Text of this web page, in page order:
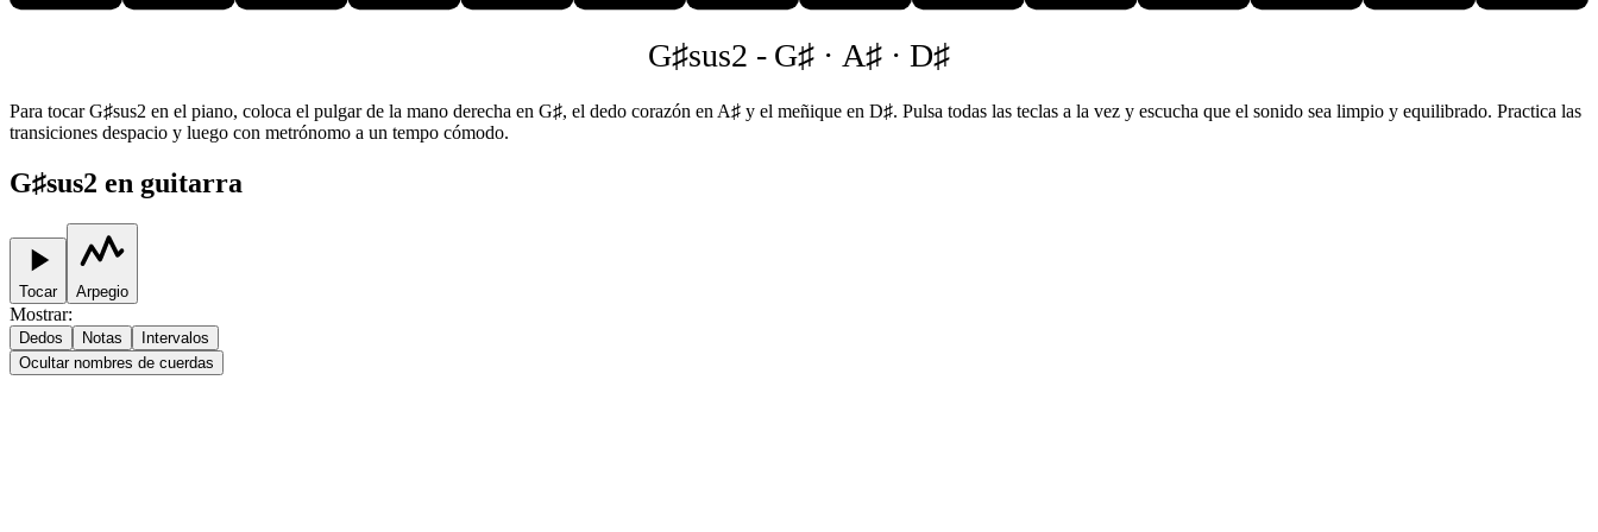
G♯sus2 - G♯ · A♯ · D♯
Para tocar G♯sus2 en el piano, coloca el pulgar de la mano derecha en G♯, el dedo corazón en A♯ y el meñique en D♯. Pulsa todas las teclas a la vez y escucha que el sonido sea limpio y equilibrado. Practica las
transiciones despacio y luego con metrónomo a un tempo cómodo.
G♯sus2 en guitarra
Tocar Arpegio
Mostrar:
Dedos Notas
Intervalos
Ocultar nombres de cuerdas